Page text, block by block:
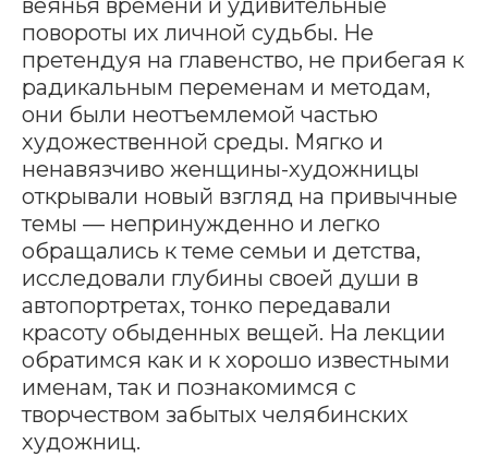
веянья времени и удивительные
повороты их личной судьбы. Не
претендуя на главенство, не прибегая к
радикальным переменам и методам,
они были неотъемлемой частью
художественной среды. Мягко и
ненавязчиво женщины-художницы
открывали новый взгляд на привычные
темы — непринужденно и легко
обращались к теме семьи и детства,
исследовали глубины своей души в
автопортретах, тонко передавали
красоту обыденных вещей. На лекции
обратимся как и к хорошо известными
именам, так и познакомимся с
творчеством забытых челябинских
художниц.